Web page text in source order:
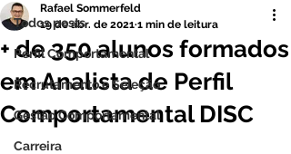
Todos posts
Perfil Comportamental
Recrutamento e Seleção
Gestão Comportamental
Carreira
+ de 350 alunos formados
em Analista de Perfil
Comportamental DISC
Rafael Sommerfeld
19 de abr. de 2021 1 min de leitura